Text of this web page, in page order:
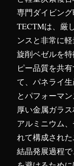
専門ダイビン
TECTMは、厳
ンスと非常に
旋削ベゼルを
ピー品質を共
て、パネライ
とパフォーマ
厚い金属ガラ
アルミニウム
れて構成され
結晶発展過程